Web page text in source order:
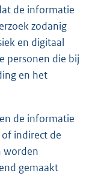
de informatie
zodanig
en digitaal
personen die bij
en het
de informatie
indirect de
worden
gemaakt